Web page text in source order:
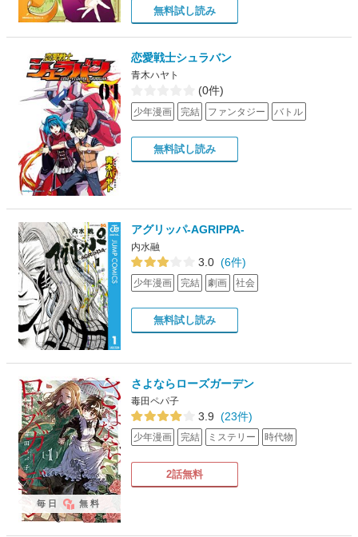
無料試し読み
恋愛戦士シュラバン
青木ハヤト
(0件)
少年漫画 完結 ファンタジー バトル
無料試し読み
アグリッパ-AGRIPPA-
内水融
3.0 (6件)
少年漫画 完結 劇画 社会
無料試し読み
さよならローズガーデン
毒田ペパ子
3.9 (23件)
少年漫画 完結 ミステリー 時代物
2話無料
毎日 無料